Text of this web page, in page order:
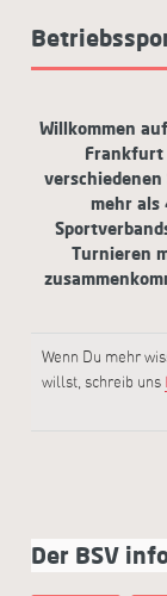
Willkommen
Frankfurt
mehr als
Turnieren
Wenn Du mehr
willst, schreib uns
Der BSV